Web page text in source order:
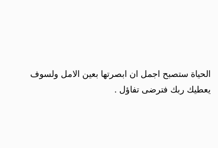
الحياة ستصبح اجمل ان ابصرتها بعين الامل ولسوف
يعطيك ربك فترضى تفاؤل .